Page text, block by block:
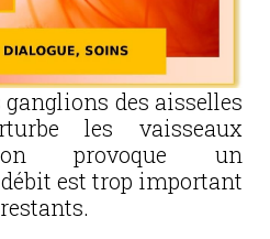
des aisselles
les vaisseaux
on provoque un
est trop important